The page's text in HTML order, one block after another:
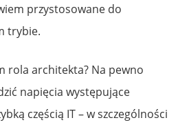
przystosowane do
trybie.
rola architekta? Na pewno
napięcia występujące
częścią IT – w szczególności